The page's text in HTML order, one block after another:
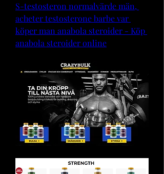
S-testosteron normalvärde män,
acheter testosterone barbe var
köper man anabola steroider - Köp
anabola steroider online